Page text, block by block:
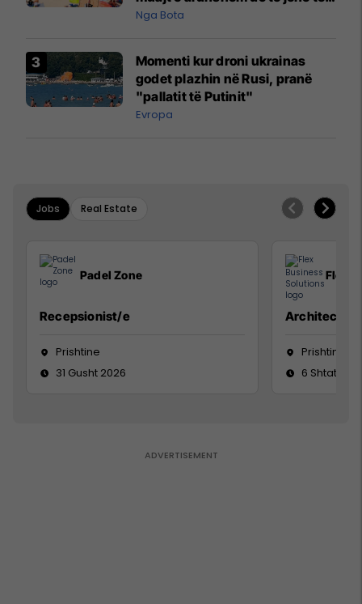
pazakontë
Nga Bota
Momenti kur droni ukrainas
godet plazhin në Rusi, pranë
"pallatit të Putinit"
Evropa
Jobs Real Estate
Padel Zone
Recepsionist/e
Prishtine
31 Gusht 2026
Flex
Architect
Prishtinë
6 Shtator